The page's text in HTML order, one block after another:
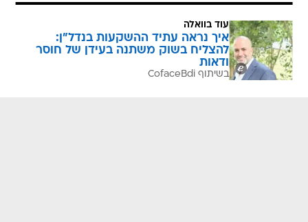
עוד בוואלה
איך נראה עתיד ההשקעות בנדל"ן:
להצליח בשוק משתנה בעידן של חוסר
ודאות
בשיתוף CofaceBdi